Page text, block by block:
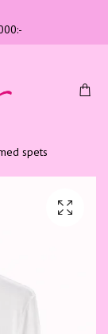
spets